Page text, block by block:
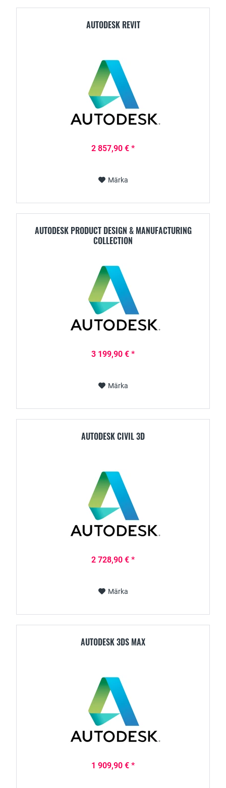
AUTODESK REVIT
2 857,90 € *
Märka
AUTODESK PRODUCT DESIGN & MANUFACTURING
COLLECTION
3 199,90 € *
Märka
AUTODESK CIVIL 3D
2 728,90 € *
Märka
AUTODESK 3DS MAX
1 909,90 € *